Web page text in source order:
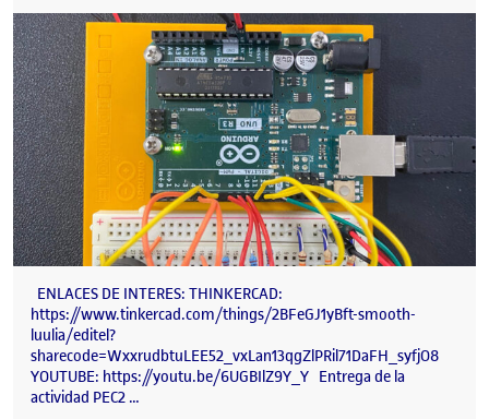
ENLACES DE INTERES: THINKERCAD:
https://www.tinkercad.com/things/2BFeGJ1yBft-smooth-
luulia/editel?
sharecode=WxxrudbtuLEE52_vxLan13qgZlPRil71DaFH_syfjO8
YOUTUBE: https://youtu.be/6UGBIlZ9Y_Y Entrega de la
actividad PEC2 …